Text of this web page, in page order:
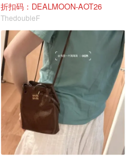
折扣码：DEALMOON-AOT26
ThedoubleF